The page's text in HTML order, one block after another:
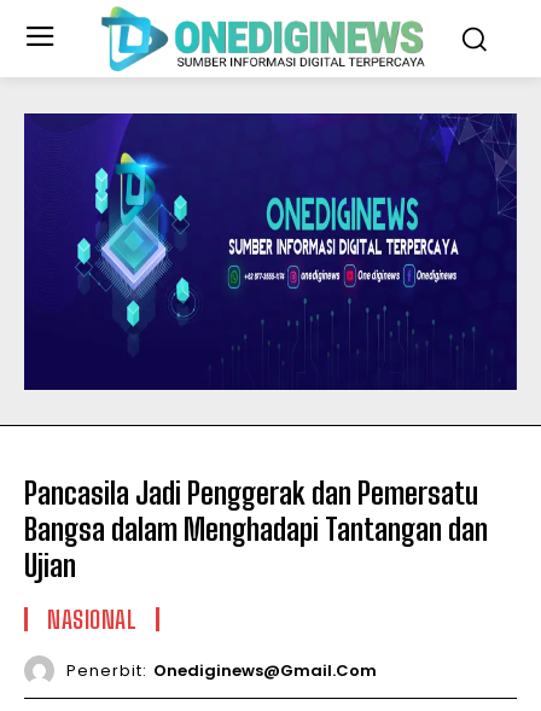
Pancasila Jadi Penggerak dan Pemersatu
Bangsa dalam Menghadapi Tantangan dan
Ujian
NASIONAL
Penerbit: Onediginews@gmail.com